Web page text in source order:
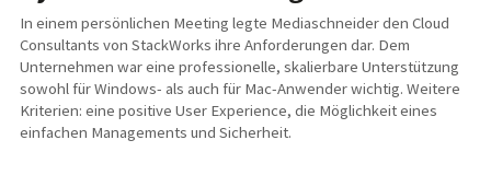
In einem persönlichen Meeting legte Mediaschneider den Cloud
Consultants von StackWorks ihre Anforderungen dar. Dem
Unternehmen war eine professionelle, skalierbare Unterstützung
sowohl für Windows- als auch für Mac-Anwender wichtig. Weitere
Kriterien: eine positive User Experience, die Möglichkeit eines
einfachen Managements und Sicherheit.